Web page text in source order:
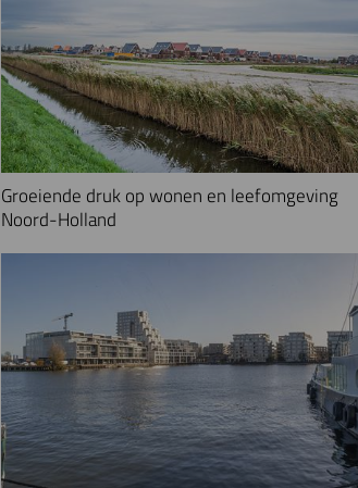
Groeiende druk op wonen en leefomgeving
Noord-Holland